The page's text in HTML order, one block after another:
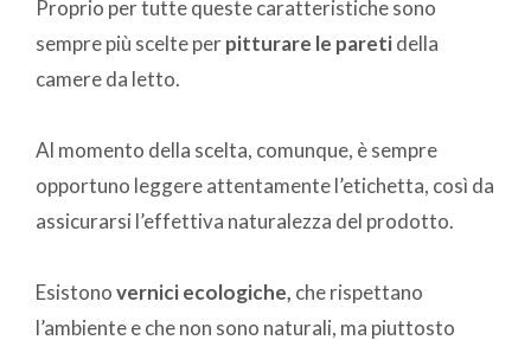
Proprio per tutte queste caratteristiche sono
sempre più scelte perpitturare le paretidella
camere da letto.
Al momento della scelta, comunque, è sempre
opportuno leggere attentamente l’etichetta, così da
assicurarsi l’effettiva naturalezza del prodotto.
Esistonovernici ecologiche, che rispettano
l’ambiente e che non sono naturali, ma piuttosto